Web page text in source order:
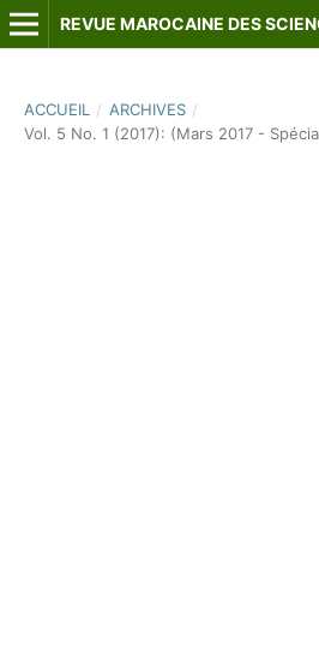
ACCUEIL / ARCHIVES /
Vol. 5 No. 1 (2017): (Mars 2017 -